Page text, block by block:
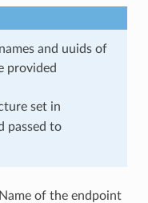
and uuids of
provided
set in
passed to
Name of the endpoint